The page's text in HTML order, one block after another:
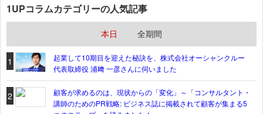
1UPコラムカテゴリーの人気記事
本日 全期間
1
起業して10期目を迎えた秘訣を、株式会社オーシャンクルー
代表取締役 浦﨑 一彦さんに伺いました
2
顧客が求めるのは、現状からの「変化」～「コンサルタント・
講師のためのPR戦略: ビジネス誌に掲載されて顧客が集まる5